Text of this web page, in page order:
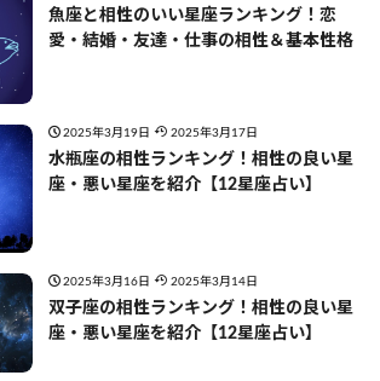
魚座と相性のいい星座ランキング！恋
愛・結婚・友達・仕事の相性＆基本性格
2025年3月19日 2025年3月17日
水瓶座の相性ランキング！相性の良い星
座・悪い星座を紹介【12星座占い】
2025年3月16日 2025年3月14日
双子座の相性ランキング！相性の良い星
座・悪い星座を紹介【12星座占い】